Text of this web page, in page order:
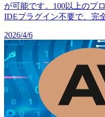
が可能です。100以上のプ
IDEプラグイン不要で、完
2026/4/6